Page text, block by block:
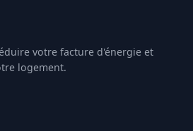
votre facture d'énergie et
logement.